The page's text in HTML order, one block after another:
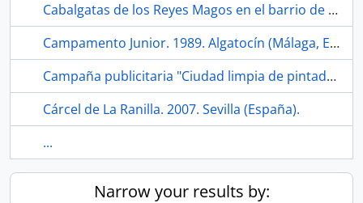
Cabalgatas de los Reyes Magos en el barrio de La Bachillera. 2022. Sevilla (España).
Campamento Junior. 1989. Algatocín (Málaga, España)
Campaña publicitaria "Ciudad limpia de pintadas". 1977. Madrid (España)
Cárcel de La Ranilla. 2007. Sevilla (España).
...
Narrow your results by: